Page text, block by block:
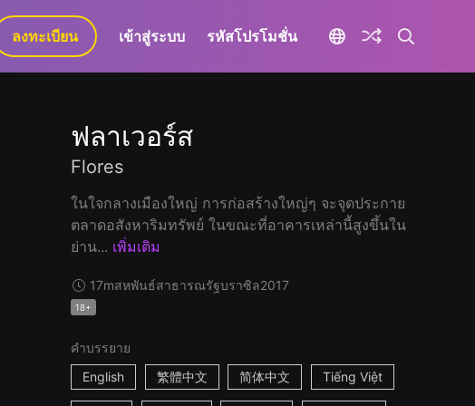
GaLa+
ลงทะเบียน เข้าสู่ระบบ รหัสโปรโมชั่น
ฟลาเวอร์ส
Flores
ในใจกลางเมืองใหญ่ การก่อสร้างใหญ่ๆ จะจุดประกาย
ตลาดอสังหาริมทรัพย์ ในขณะที่อาคารเหล่านี้สูงขึ้นใน
ย่าน... เพิ่มเติม
17mสหพันธ์สาธารณรัฐบราซิล2017
18+
คำบรรยาย
English
繁體中文 简体中文 Tiếng Việt